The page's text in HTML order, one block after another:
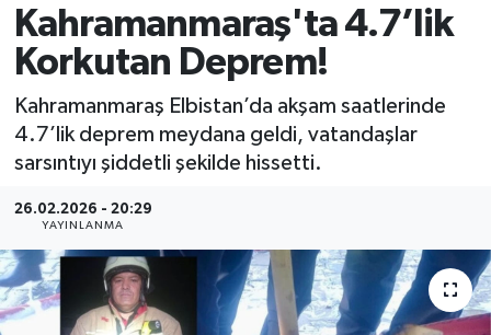
Kahramanmaraş'ta 4.7’lik
Korkutan Deprem!
Kahramanmaraş Elbistan’da akşam saatlerinde
4.7’lik deprem meydana geldi, vatandaşlar
sarsıntıyı şiddetli şekilde hissetti.
26.02.2026 - 20:29
YAYINLANMA
EKONOMİ
SPOR
YAŞAM
TEKNOLOJİ
SAĞLIK
EĞİTİM
Kahramanmaraş Namaz Vakitleri
Trafik Durumu
Süper Lig Puan Durumu ve Fikstür
Tüm Manşetler
Son Dakika Haberleri
Haber Arşivi